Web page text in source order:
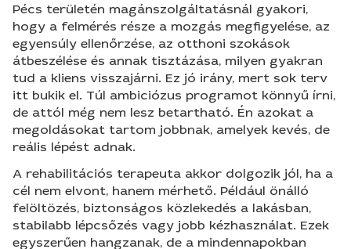
Pécs területén magánszolgáltatásnál gyakori,
hogy a felmérés része a mozgás megfigyelése, az
egyensúly ellenőrzése, az otthoni szokások
átbeszélése és annak tisztázása, milyen gyakran
tud a kliens visszajárni. Ez jó irány, mert sok terv
itt bukik el. Túl ambiciózus programot könnyű írni,
de attól még nem lesz betartható. Én azokat a
megoldásokat tartom jobbnak, amelyek kevés, de
reális lépést adnak.
A rehabilitációs terapeuta akkor dolgozik jól, ha a
cél nem elvont, hanem mérhető. Például önálló
felöltözés, biztonságos közlekedés a lakásban,
stabilabb lépcsőzés vagy jobb kézhasználat. Ezek
egyszerűen hangzanak, de a mindennapokban